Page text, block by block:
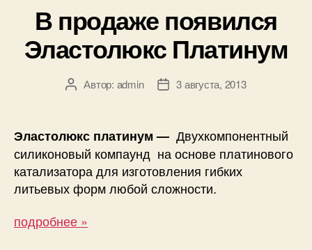
В продаже появился
Эластолюкс Платинум
АвторАвтор: admin
Дата3 августа, 2013
Эластолюкс платинум — Двухкомпонентный
силиконовый компаунд на основе платинового
катализатора для изготовления гибких
литьевых форм любой сложности.
подробнее »